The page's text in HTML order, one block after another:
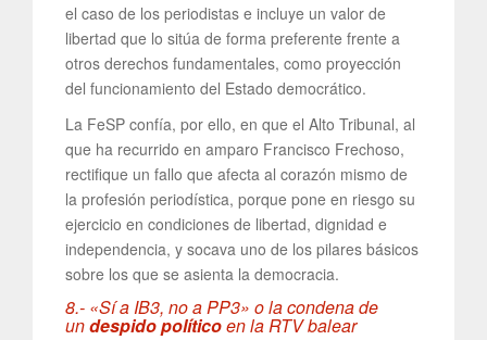
el caso de los periodistas e incluye un valor de
libertad que lo sitúa de forma preferente frente a
otros derechos fundamentales, como proyección
del funcionamiento del Estado democrático.
La FeSP confía, por ello, en que el Alto Tribunal, al
que ha recurrido en amparo Francisco Frechoso,
rectifique un fallo que afecta al corazón mismo de
la profesión periodística, porque pone en riesgo su
ejercicio en condiciones de libertad, dignidad e
independencia, y socava uno de los pilares básicos
sobre los que se asienta la democracia.
8.- «Sí a IB3, no a PP3» o la condena de
undespido políticoen la RTV balear